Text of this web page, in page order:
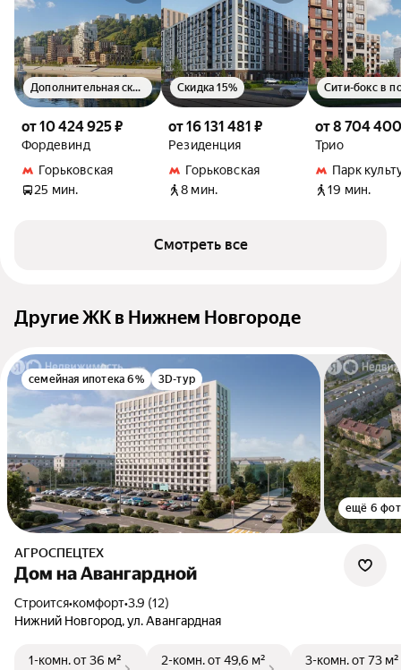
от 10 424 925 ₽
Фордевинд
Горьковская
25 мин.
Дополнительная скидка 1.5%
от 16 131 481 ₽
Резиденция
Горьковская
8 мин.
Скидка 15%
от 8 704
Трио
Парк
19 мин.
Сити-бокс в
Смотреть все
Другие ЖК в Нижнем Новгороде
семейная ипотека 6% 3D-тур
ещё 6
АГРОСПЕЦТЕХ
Дом на Авангардной
Строится•комфорт•3.9 (12)
Нижний Новгород, ул. Авангардная
1-комн.от 36 м²
2-комн.от 49,6 м²
3-комн.от 73 м²